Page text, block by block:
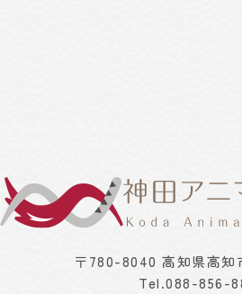
〒780-8040 高知県高知
Tel.088-856-